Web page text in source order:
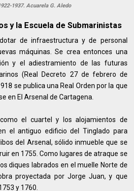
1937. Acuarela G. Aledo
y la Escuela de Submarinistas
de infraestructura y de personal
máquinas. Se crea entonces una
y el adiestramiento de las futuras
(Real Decreto 27 de febrero de
se publica una Real Orden por la que
en El Arsenal de Cartagena.
el cuartel y los alojamientos de
el antiguo edificio del Tinglado para
del Arsenal, sólido inmueble que se
en 1755. Como lugares de atraque se
diques labrados en el muelle Norte de
proyectada por Jorge Juan, y que
y 1760.